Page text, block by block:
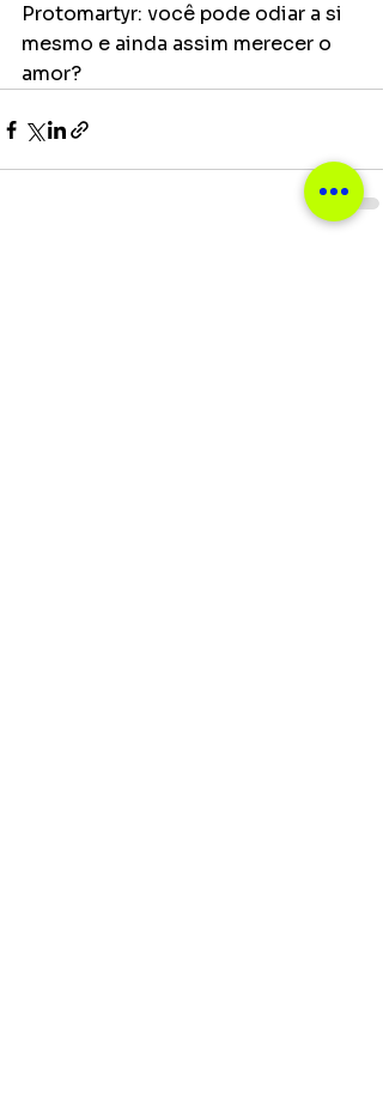
Protomartyr: você pode odiar a si
mesmo e ainda assim merecer o
amor?